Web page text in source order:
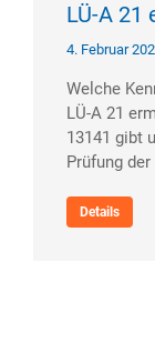
LÜ-A 21
4. Februar
Welche
LÜ-A 21
13141 gibt
Prüfung
Details